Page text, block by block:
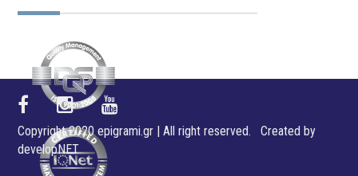
Copyright 2020 epigrami.gr | All right reserved. Created by
developNET